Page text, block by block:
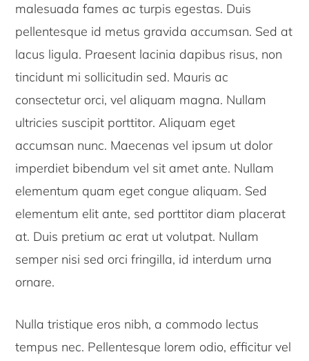
malesuada fames ac turpis egestas. Duis
pellentesque id metus gravida accumsan. Sed at
lacus ligula. Praesent lacinia dapibus risus, non
tincidunt mi sollicitudin sed. Mauris ac
consectetur orci, vel aliquam magna. Nullam
ultricies suscipit porttitor. Aliquam eget
accumsan nunc. Maecenas vel ipsum ut dolor
imperdiet bibendum vel sit amet ante. Nullam
elementum quam eget congue aliquam. Sed
elementum elit ante, sed porttitor diam placerat
at. Duis pretium ac erat ut volutpat. Nullam
semper nisi sed orci fringilla, id interdum urna
ornare.
Nulla tristique eros nibh, a commodo lectus
tempus nec. Pellentesque lorem odio, efficitur vel